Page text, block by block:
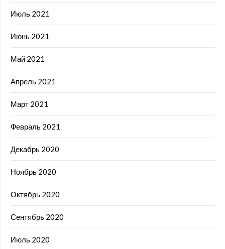
Июль 2021
Июнь 2021
Май 2021
Апрель 2021
Март 2021
Февраль 2021
Декабрь 2020
Ноябрь 2020
Октябрь 2020
Сентябрь 2020
Июль 2020